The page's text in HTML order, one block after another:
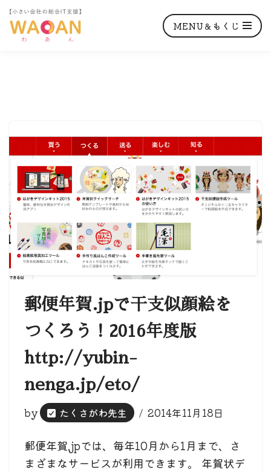
ン
ツ
ス
キ
ッ
プ
MENU＆もくじ
郵便年賀.jpで干支似顔絵を
つくろう！2016年度版
http://yubin-
nenga.jp/eto/
by たくさがわ先生 2014年11月18日
郵便年賀.jpでは、毎年10月から1月まで、さ
まざまなサービスが利用できます。 年賀状デ